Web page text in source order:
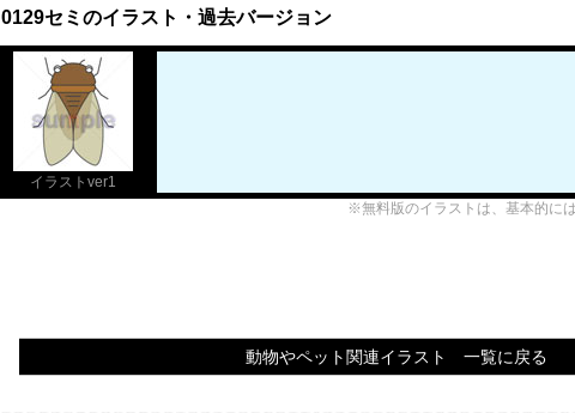
0129セミのイラスト・過去バージョン
イラストver1
※無料版のイラストは、基本的に
動物やペット関連イラスト 一覧に戻る